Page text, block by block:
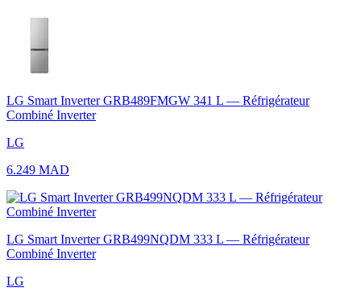
LG Smart Inverter GRB489FMGW 341 L — Réfrigérateur
Combiné Inverter
LG
6.249 MAD
LG Smart Inverter GRB499NQDM 333 L — Réfrigérateur
Combiné Inverter
LG